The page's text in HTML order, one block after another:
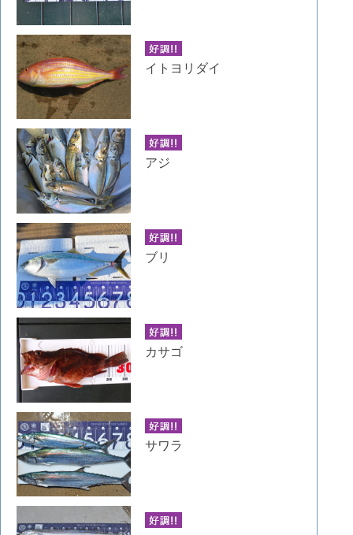
イトヨリダイ
アジ
ブリ
カサゴ
サワラ